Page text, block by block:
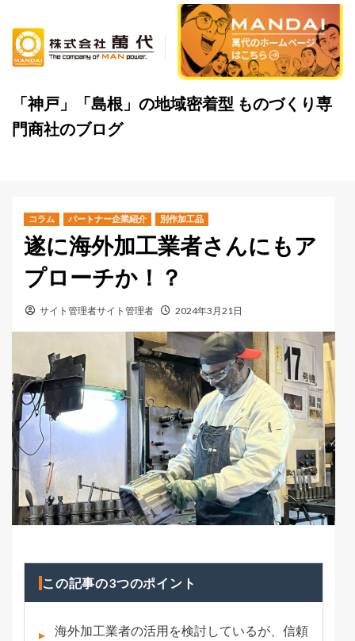
content
「神戸」「島根」の地域密着型 ものづくり専
門商社のブログ
コラム パートナー企業紹介 別作加工品
遂に海外加工業者さんにもア
プローチか！？
サイト管理者サイト管理者 2024年3月21日
この記事の3つのポイント
海外加工業者の活用を検討しているが、信頼